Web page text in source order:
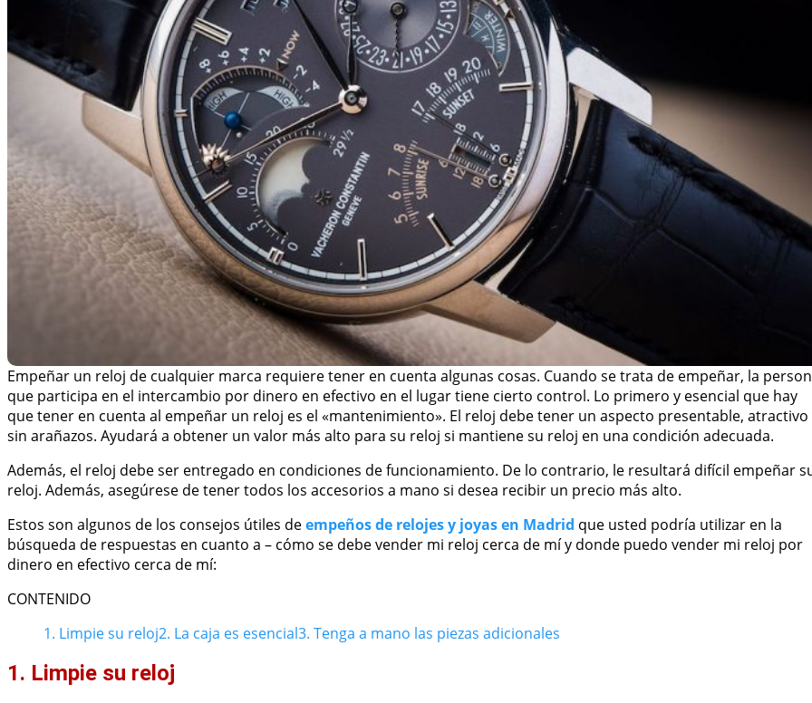
Empeñar un reloj de cualquier marca requiere tener en cuenta algunas cosas. Cuando se trata de empeñar, la
que participa en el intercambio por dinero en efectivo en el lugar tiene cierto control. Lo primero y esencial que hay
que tener en cuenta al empeñar un reloj es el «mantenimiento». El reloj debe tener un aspecto presentable, atractivo
sin arañazos. Ayudará a obtener un valor más alto para su reloj si mantiene su reloj en una condición adecuada.
Además, el reloj debe ser entregado en condiciones de funcionamiento. De lo contrario, le resultará difícil empeñar
reloj. Además, asegúrese de tener todos los accesorios a mano si desea recibir un precio más alto.
Estos son algunos de los consejos útiles deempeños de relojes y joyas en Madrid que usted podría utilizar en la
búsqueda de respuestas en cuanto a – cómo se debe vender mi reloj cerca de mí y donde puedo vender mi reloj por
dinero en efectivo cerca de mí:
CONTENIDO
1. Limpie su reloj2. La caja es esencial3. Tenga a mano las piezas adicionales
1. Limpie su reloj